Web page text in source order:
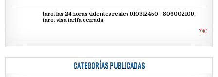
tarot las 24 horas videntes reales 910312450 – 806002109,
tarot visa tarifa cerrada
7€
CATEGORÍAS PUBLICADAS